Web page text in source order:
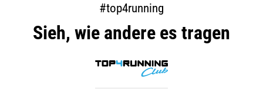
#top4running
Sieh, wie andere es tragen